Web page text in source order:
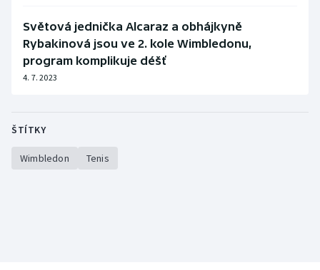
Světová jednička Alcaraz a obhájkyně
Rybakinová jsou ve 2. kole Wimbledonu,
program komplikuje déšť
4. 7. 2023
ŠTÍTKY
Wimbledon Tenis